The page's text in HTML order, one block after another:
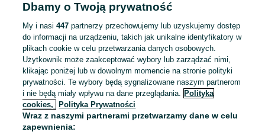
Rawicz, Osiedle Sierakowo
Odświeżono dnia 31 lipca 2026
Kocioł PIEC z podajnikiem
100KW na Ekogroszek
ECODESIGN 1400m2
43 000 zł
Radomsko
Odświeżono dnia 31 lipca 2026
Dbamy o Twoją prywatność
My i nasi447 partnerzy przechowujemy lub uzyskujemy dostęp
do informacji na urządzeniu, takich jak unikalne identyfikatory w
plikach cookie w celu przetwarzania danych osobowych.
Użytkownik może zaakceptować wybory lub zarządzać nimi,
klikając poniżej lub w dowolnym momencie na stronie polityki
prywatności. Te wybory będą sygnalizowane naszym partnerom
i nie będą miały wpływu na dane przeglądania. Polityka
cookies,
Polityka Prywatności
Wraz z naszymi partnerami przetwarzamy dane w celu
zapewnienia: